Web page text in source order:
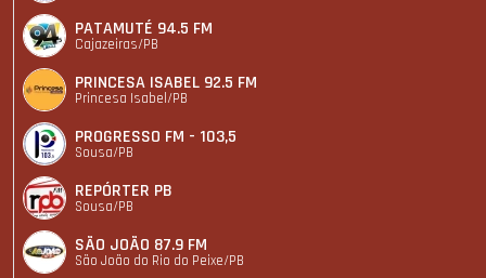
PATAMUTÉ 94.5 FM
Cajazeiras/PB
PRINCESA ISABEL 92.5 FM
Princesa Isabel/PB
PROGRESSO FM - 103,5
Sousa/PB
REPÓRTER PB
Sousa/PB
SÃO JOÃO 87.9 FM
São João do Rio do Peixe/PB